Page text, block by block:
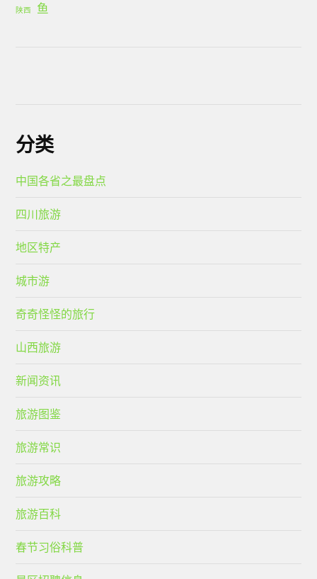
陕西 鱼
分类
中国各省之最盘点
四川旅游
地区特产
城市游
奇奇怪怪的旅行
山西旅游
新闻资讯
旅游图鉴
旅游常识
旅游攻略
旅游百科
春节习俗科普